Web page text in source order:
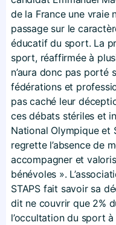
de la France une vraie
passage sur le
éducatif du sport. La
sport, réaffirmée à
n’aura donc pas porté
fédérations et
pas caché leur
ces débats stériles et
National Olympique et
regrette l’absence de
accompagner et
bénévoles ».
STAPS fait savoir sa
dit ne couvrir que 2%
l’occultation du sport